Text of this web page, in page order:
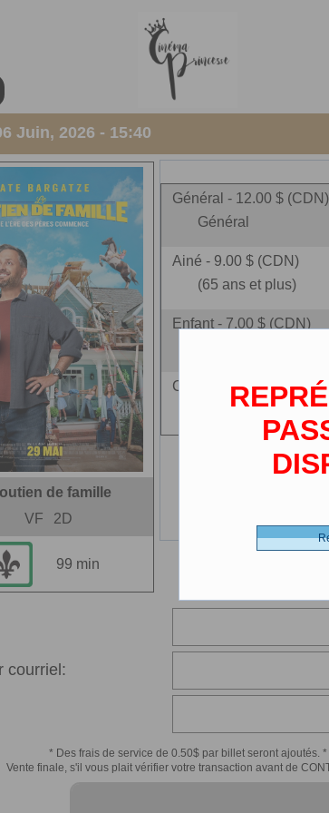
Juin, 2026 - 15:40
de famille
VF
2D
99 min
Général - 12.00 $ (CDN)
Général
Ainé - 9.00 $ (CDN)
(65 ans et plus)
Enfant - 7.00 $ (CDN)
Ciné-carte - 0.00 $
courriel:
* Des frais de service de 0.50$ par billet seront ajoutés. *
Vente finale, s'il vous plait vérifier votre transaction avant de